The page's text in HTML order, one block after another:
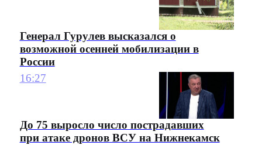
Генерал Гурулев высказался о
возможной осенней мобилизации в
России
16:27
До 75 выросло число пострадавших
при атаке дронов ВСУ на Нижнекамск